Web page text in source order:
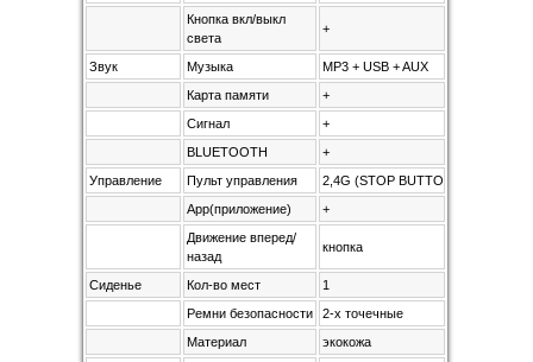
Кнопка вкл/выкл
света
+
Звук Музыка
MP3 + USB + AUX
Карта памяти
+
Сигнал
+
BLUETOOTH
+
Управление
Пульт управления
2,4G (STOP BUTTON)
App(приложение)
+
Движение вперед/
назад
кнопка
Сиденье Кол-во мест
1
Ремни безопасности
2-х точечные
Материал
экокожа